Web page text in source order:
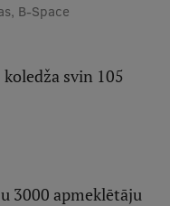
B-Space
svin 105
3000 apmeklētāju